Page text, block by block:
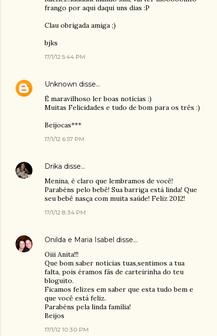
frango por aqui daqui uns dias :P
Clau obrigada amiga ;)
bjks
17/1/12 5:44 PM
Unknown disse…
É maravilhoso ler boas notícias :)
Muitas Felicidades e tudo de bom para os três :)
Beijocas***
17/1/12 6:57 PM
Drika disse…
Menina, é claro que lembramos de você!
Parabéns pelo bebê! Sua barriga está linda! Que
seu bebê nasça com muita saúde! Feliz 2012!
17/1/12 8:34 PM
Onilda e Maria Isabel disse…
Oiii Anita!!!
Que bom saber notícias tuas,sentimos a tua
falta, pois éramos fãs de carteirinha do teu
bloguito.
Ficamos felizes em saber que esta tudo bem e
que você está feliz.
Parabéns pela linda família!
Beijos
17/1/12 10:30 PM